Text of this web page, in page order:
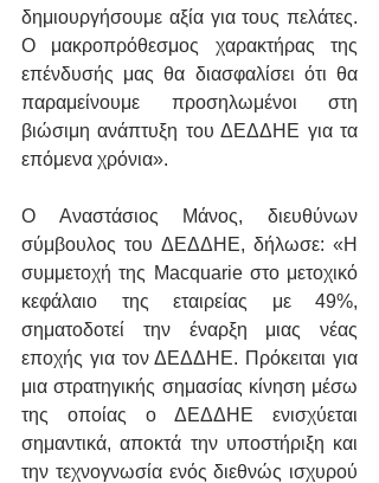
δημιουργήσουμε αξία για τους πελάτες.
Ο μακροπρόθεσμος χαρακτήρας της
επένδυσής μας θα διασφαλίσει ότι θα
παραμείνουμε προσηλωμένοι στη
βιώσιμη ανάπτυξη του ΔΕΔΔΗΕ για τα
επόμενα χρόνια».
Ο Αναστάσιος Μάνος, διευθύνων
σύμβουλος του ΔΕΔΔΗΕ, δήλωσε: «Η
συμμετοχή της Macquarie στο μετοχικό
κεφάλαιο της εταιρείας με 49%,
σηματοδοτεί την έναρξη μιας νέας
εποχής για τον ΔΕΔΔΗΕ. Πρόκειται για
μια στρατηγικής σημασίας κίνηση μέσω
της οποίας ο ΔΕΔΔΗΕ ενισχύεται
σημαντικά, αποκτά την υποστήριξη και
την τεχνογνωσία ενός διεθνώς ισχυρού